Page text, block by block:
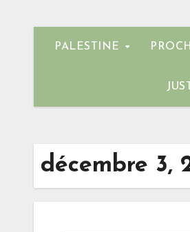
PALESTINE
décembre 3,